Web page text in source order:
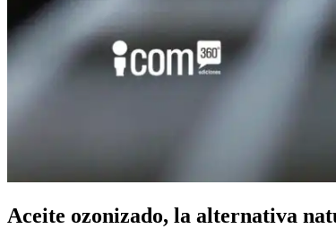
Aceite ozonizado, la alternativa